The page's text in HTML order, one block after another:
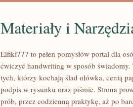
Materiały i
Elfiki777 to pełen pomysłów portal dla
ćwiczyć handwriting w sposób świadomy.
tych, którzy kochają ślad ołówka, cenią
podpis w rysunku oraz piśmie. Strona
prób, przez codzienną praktykę, aż po